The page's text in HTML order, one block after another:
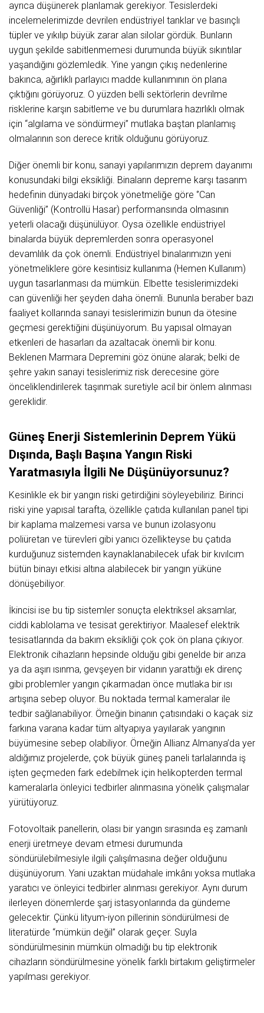
ayrıca düşünerek planlamak gerekiyor. Tesislerdeki
incelemelerimizde devrilen endüstriyel tanklar ve basınçlı
tüpler ve yıkılıp büyük zarar alan silolar gördük. Bunların
uygun şekilde sabitlenmemesi durumunda büyük sıkıntılar
yaşandığını gözlemledik. Yine yangın çıkış nedenlerine
bakınca, ağırlıklı parlayıcı madde kullanımının ön plana
çıktığını görüyoruz. O yüzden belli sektörlerin devrilme
risklerine karşın sabitleme ve bu durumlara hazırlıklı olmak
için “algılama ve söndürmeyi” mutlaka baştan planlamış
olmalarının son derece kritik olduğunu görüyoruz.
Diğer önemli bir konu, sanayi yapılarımızın deprem dayanımı
konusundaki bilgi eksikliği. Binaların depreme karşı tasarım
hedefinin dünyadaki birçok yönetmeliğe göre ‘’Can
Güvenliği’’ (Kontrollü Hasar) performansında olmasının
yeterli olacağı düşünülüyor. Oysa özellikle endüstriyel
binalarda büyük depremlerden sonra operasyonel
devamlılık da çok önemli. Endüstriyel binalarımızın yeni
yönetmeliklere göre kesintisiz kullanıma (Hemen Kullanım)
uygun tasarlanması da mümkün. Elbette tesislerimizdeki
can güvenliği her şeyden daha önemli. Bununla beraber bazı
faaliyet kollarında sanayi tesislerimizin bunun da ötesine
geçmesi gerektiğini düşünüyorum. Bu yapısal olmayan
etkenleri de hasarları da azaltacak önemli bir konu.
Beklenen Marmara Depremini göz önüne alarak; belki de
şehre yakın sanayi tesislerimiz risk derecesine göre
önceliklendirilerek taşınmak suretiyle acil bir önlem alınması
gereklidir.
Güneş Enerji Sistemlerinin Deprem Yükü
Dışında, Başlı Başına Yangın Riski
Yaratmasıyla İlgili Ne Düşünüyorsunuz?
Kesinlikle ek bir yangın riski getirdiğini söyleyebiliriz. Birinci
riski yine yapısal tarafta, özellikle çatıda kullanılan panel tipi
bir kaplama malzemesi varsa ve bunun izolasyonu
poliüretan ve türevleri gibi yanıcı özellikteyse bu çatıda
kurduğunuz sistemden kaynaklanabilecek ufak bir kıvılcım
bütün binayı etkisi altına alabilecek bir yangın yüküne
dönüşebiliyor.
İkincisi ise bu tip sistemler sonuçta elektriksel aksamlar,
ciddi kablolama ve tesisat gerektiriyor. Maalesef elektrik
tesisatlarında da bakım eksikliği çok çok ön plana çıkıyor.
Elektronik cihazların hepsinde olduğu gibi genelde bir arıza
ya da aşırı ısınma, gevşeyen bir vidanın yarattığı ek direnç
gibi problemler yangın çıkarmadan önce mutlaka bir ısı
artışına sebep oluyor. Bu noktada termal kameralar ile
tedbir sağlanabiliyor. Örneğin binanın çatısındaki o kaçak siz
farkına varana kadar tüm altyapıya yayılarak yangının
büyümesine sebep olabiliyor. Örneğin Allianz Almanya’da yer
aldığımız projelerde, çok büyük güneş paneli tarlalarında iş
işten geçmeden fark edebilmek için helikopterden termal
kameralarla önleyici tedbirler alınmasına yönelik çalışmalar
yürütüyoruz.
Fotovoltaik panellerin, olası bir yangın sırasında eş zamanlı
enerji üretmeye devam etmesi durumunda
söndürülebilmesiyle ilgili çalışılmasına değer olduğunu
düşünüyorum. Yani uzaktan müdahale imkânı yoksa mutlaka
yaratıcı ve önleyici tedbirler alınması gerekiyor. Aynı durum
ilerleyen dönemlerde şarj istasyonlarında da gündeme
gelecektir. Çünkü lityum-iyon pillerinin söndürülmesi de
literatürde “mümkün değil” olarak geçer. Suyla
söndürülmesinin mümkün olmadığı bu tip elektronik
cihazların söndürülmesine yönelik farklı birtakım geliştirmeler
yapılması gerekiyor.